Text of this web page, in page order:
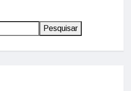
Pesquisar